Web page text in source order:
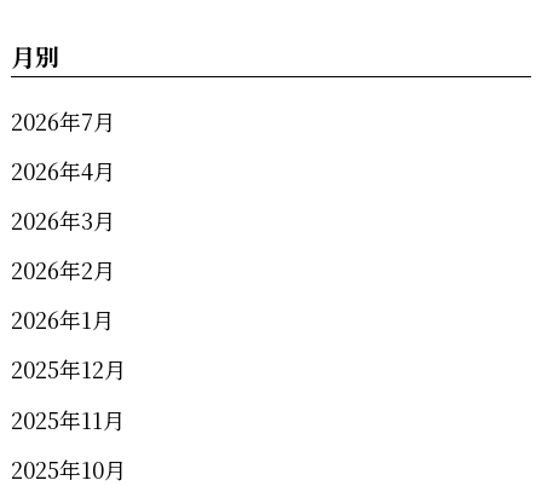
月別
2026年7月
2026年4月
2026年3月
2026年2月
2026年1月
2025年12月
2025年11月
2025年10月